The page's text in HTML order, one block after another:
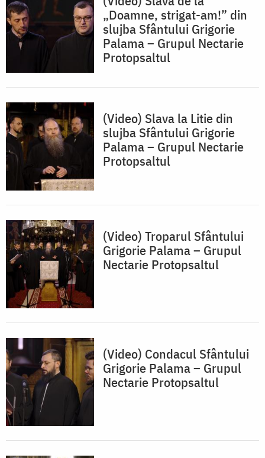
„Doamne, strigat-am!” din
slujba Sfântului Grigorie
Palama – Grupul Nectarie
Protopsaltul
(Video) Slava la Litie din
slujba Sfântului Grigorie
Palama – Grupul Nectarie
Protopsaltul
(Video) Troparul Sfântului
Grigorie Palama – Grupul
Nectarie Protopsaltul
(Video) Condacul Sfântului
Grigorie Palama – Grupul
Nectarie Protopsaltul